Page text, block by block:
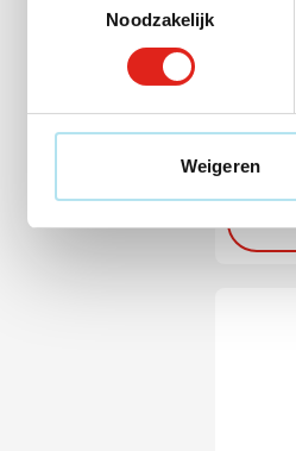
Noodzakelijk
Weigeren